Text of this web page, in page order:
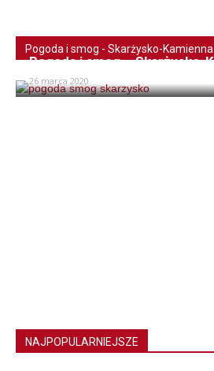
Pogoda i smog - Skarżysko-Kamienna
Pogoda i smog – Skarżysko-
26 marca 2020
NAJPOPULARNIEJSZE